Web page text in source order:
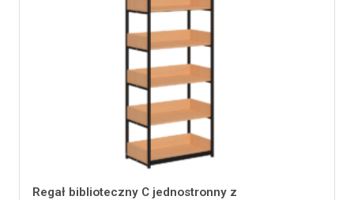
Regał biblioteczny C jednostronny z